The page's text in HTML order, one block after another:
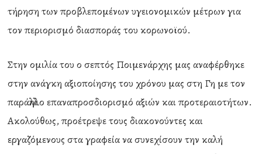
τήρηση των προβλεπομένων υγειονομικών μέτρων για
τον περιορισμό διασποράς του κορωνοϊού.
Στην ομιλία του ο σεπτός Ποιμενάρχης μας αναφέρθηκε
στην ανάγκη αξιοποίησης του χρόνου μας στη Γη με τον
παράλληλο επαναπροσδιορισμό αξιών και προτεραιοτήτων.
Ακολούθως, προέτρεψε τους διακονούντες και
εργαζόμενους στα γραφεία να συνεχίσουν την καλή